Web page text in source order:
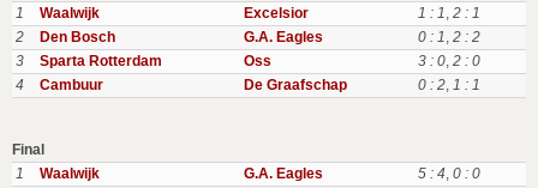
1
Waalwijk Excelsior 1 : 1, 2 : 1
2
Den Bosch G.A. Eagles 0 : 1, 2 : 2
3
Sparta Rotterdam Oss 3 : 0, 2 : 0
4
Cambuur De Graafschap 0 : 2, 1 : 1
Final
1
Waalwijk G.A. Eagles 5 : 4, 0 : 0